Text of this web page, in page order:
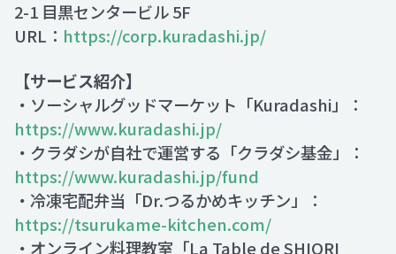
2-1 目黒センタービル 5F
URL： https://corp.kuradashi.jp/
【サービス紹介】
・ソーシャルグッドマーケット「Kuradashi」：
https://www.kuradashi.jp/
・クラダシが自社で運営する「クラダシ基金」：
https://www.kuradashi.jp/fund
・冷凍宅配弁当「Dr.つるかめキッチン」：
https://tsurukame-kitchen.com/
・オンライン料理教室「La Table de SHIORI